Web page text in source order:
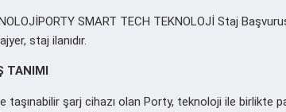
SMART TECH TEKNOLOJİ Staj
staj ilanıdır.
TANIMI
taşınabilir şarj cihazı olan Porty, teknoloji ile birlikte